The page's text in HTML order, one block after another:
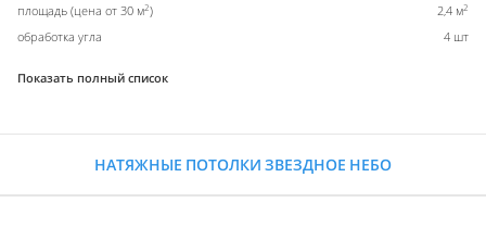
площадь (цена от 30 м2) 2,4 м2
обработка угла 4 шт
Показать полный список
НАТЯЖНЫЕ ПОТОЛКИ ЗВЕЗДНОЕ НЕБО